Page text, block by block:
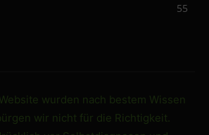
55
wurden nach bestem Wissen
wir nicht für die Richtigkeit.